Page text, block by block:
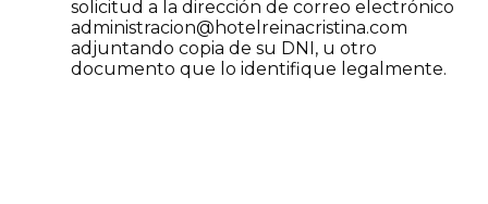
solicitud a la dirección de correo electrónico
administracion@hotelreinacristina.com
adjuntando copia de su DNI, u otro
documento que lo identifique legalmente.